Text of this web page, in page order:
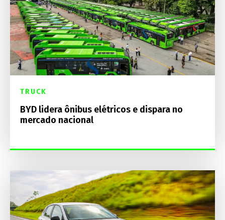
TRUCK
BYD lidera ônibus elétricos e dispara no
mercado nacional